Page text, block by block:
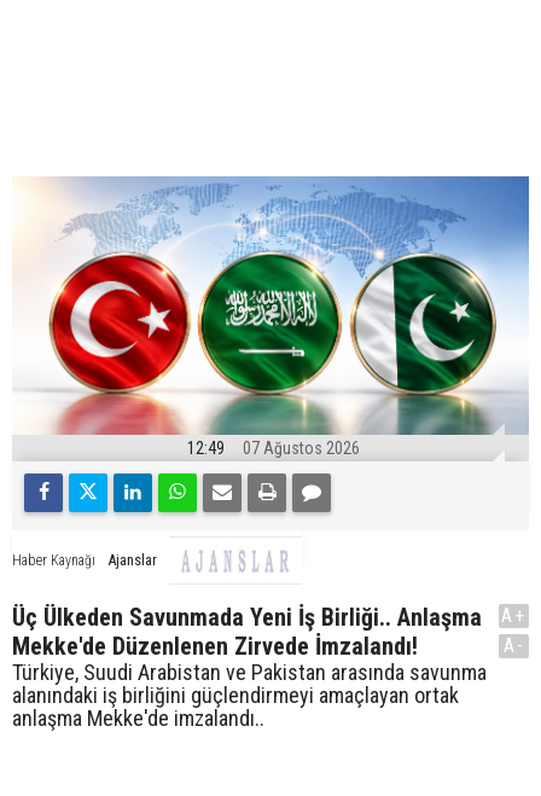
12:49 07 Ağustos 2026
Haber Kaynağı Ajanslar
Üç Ülkeden Savunmada Yeni İş Birliği.. Anlaşma
Mekke'de Düzenlenen Zirvede İmzalandı!
Türkiye, Suudi Arabistan ve Pakistan arasında savunma
alanındaki iş birliğini güçlendirmeyi amaçlayan ortak
anlaşma Mekke'de imzalandı..
A+
A-